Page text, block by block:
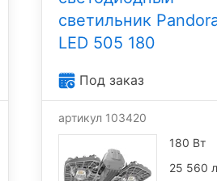
светильник
LED 505 180
Под заказ
артикул 103420
180 Вт
25 560